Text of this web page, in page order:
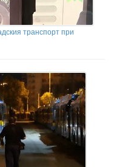
транспорт при